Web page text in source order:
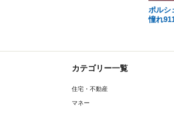
ポルシ
憧れ
カテゴリー一覧
住宅・不動産
マネー